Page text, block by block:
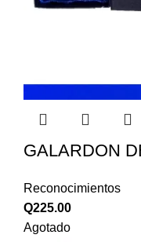
GALARDON
Reconocimientos
Q225.00
Agotado